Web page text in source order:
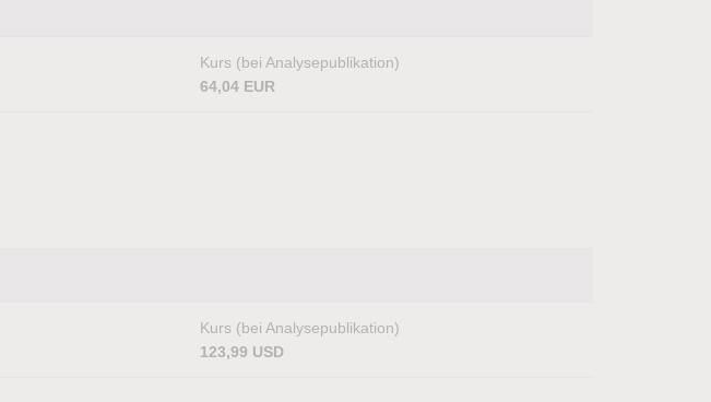
Kurs (bei Analysepublikation)
64,04 EUR
Kurs (bei Analysepublikation)
123,99 USD